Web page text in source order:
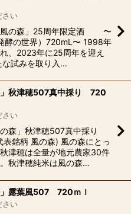
さい
風の森」25周年限定酒 〜
酵の世界）720mL〜 1998年
、2023年に25周年を迎え
な試みを取り入…
秋津穂507真中採り 720
さい
森」秋津穂507真中採り
銘柄 風の森) 風の森にとっ
津穂は全量が地元農家30件
秋津穂純米は風の森…
露葉風507 720ｍｌ
さい